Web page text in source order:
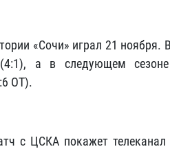
«Сочи» играл 21
а в следующем
ОТ).
с ЦСКА покажет